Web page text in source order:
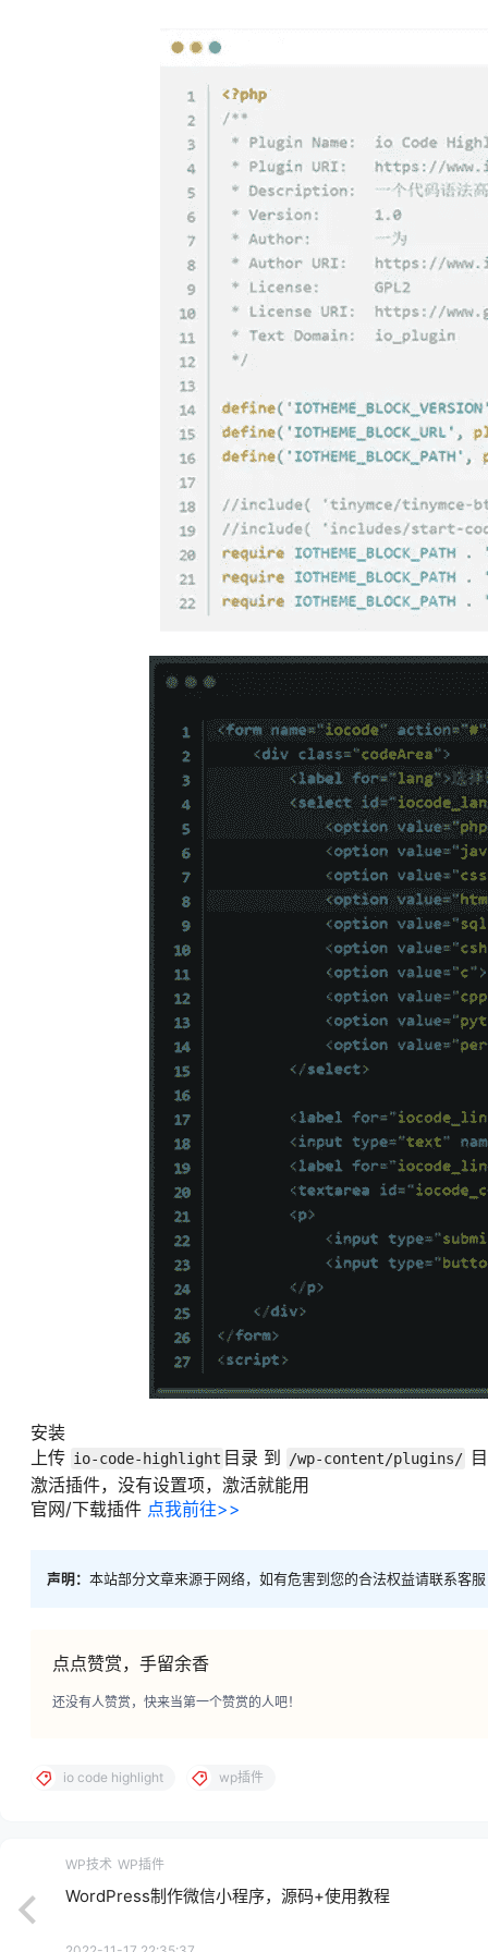
安装
上传 io-code-highlight 目录 到 /wp-content/plugins/
激活插件，没有设置项，激活就能用
官网/下载插件 点我前往>>
声明： 本站部分文章来源于网络，如有危害到您的合法权益请联系客服
点点赞赏，手留余香
还没有人赞赏，快来当第一个赞赏的人吧！
io code highlight wp插件
WP技术 WP插件
WordPress制作微信小程序，源码+使用教程